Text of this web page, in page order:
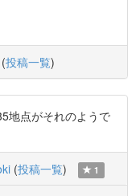
(投稿一覧)
地点がそれのようで
(投稿一覧) 1